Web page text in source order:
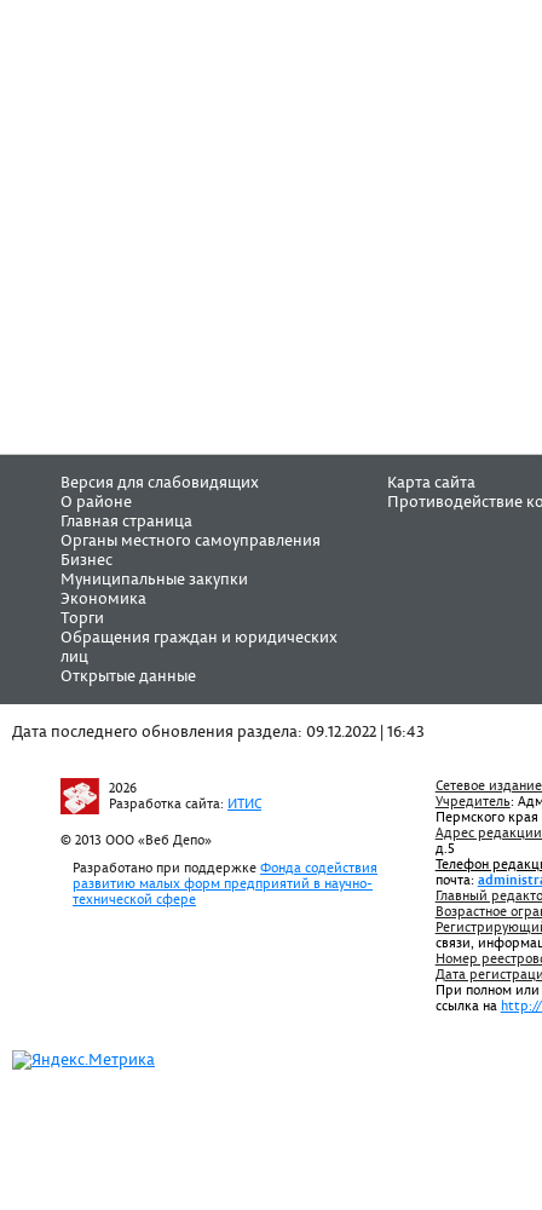
Версия для слабовидящих
О районе
Главная страница
Органы местного самоуправления
Бизнес
Муниципальные закупки
Экономика
Торги
Обращения граждан и юридических
лиц
Открытые данные
Карта сайта
Противодействие
Дата последнего обновления раздела: 09.12.2022 | 16:43
2026
Разработка сайта: ИТИС
© 2013 ООО «Веб Депо»
Разработано при поддержке Фонда содействия
развитию малых форм предприятий в научно-
технической сфере
Сетевое
Учредитель:
Пермского края
Адрес
д.5
Телефон
почта:
Главный
Возрастное
связи,
Номер
Дата
При полном или
ссылка на http://